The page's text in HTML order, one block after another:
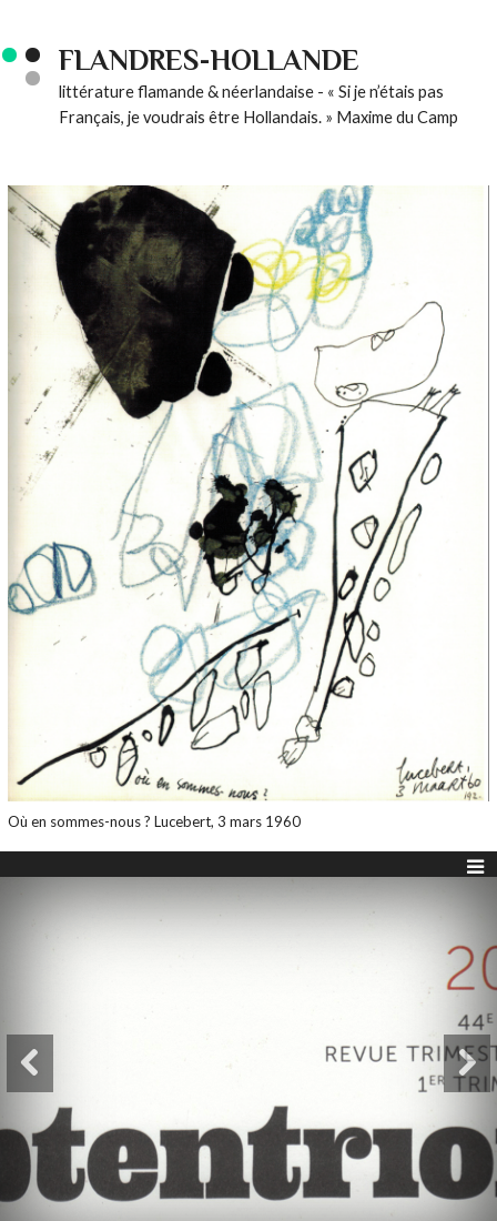
FLANDRES-HOLLANDE
littérature flamande & néerlandaise - « Si je n’étais pas
Français, je voudrais être Hollandais. » Maxime du Camp
Où en sommes-nous ? Lucebert, 3 mars 1960